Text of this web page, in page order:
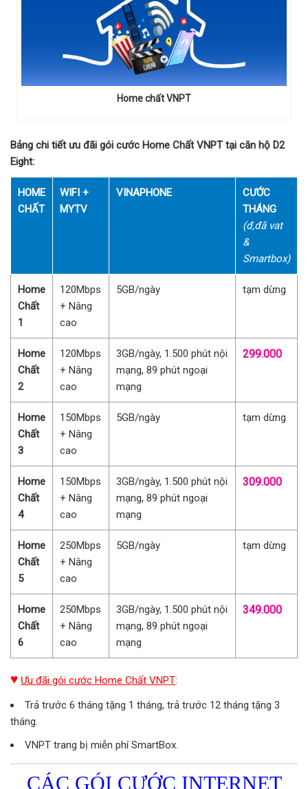
Home chất VNPT
Bảng chi tiết ưu đãi gói cước Home Chất VNPT tại căn hộ D2
Eight:
HOME
CHẤT
WIFI +
MYTV
VINAPHONE
CƯỚC
THÁNG
(đ,đã vat
&
Smartbox)
Home
Chất
1
120Mbps
+ Nâng
cao
5GB/ngày tạm dừng
Home
Chất
2
120Mbps
+ Nâng
cao
3GB/ngày, 1.500 phút nội
mạng, 89 phút ngoại
mạng
299.000
Home
Chất
3
150Mbps
+ Nâng
cao
5GB/ngày tạm dừng
Home
Chất
4
150Mbps
+ Nâng
cao
3GB/ngày, 1.500 phút nội
mạng, 89 phút ngoại
mạng
309.000
Home
Chất
5
250Mbps
+ Nâng
cao
5GB/ngày tạm dừng
Home
Chất
6
250Mbps
+ Nâng
cao
3GB/ngày, 1.500 phút nội
mạng, 89 phút ngoại
mạng
349.000
♥ Ưu đãi gói cước Home Chất VNPT:
Trả trước 6 tháng tặng 1 tháng, trả trước 12 tháng tặng 3
tháng.
VNPT trang bị miễn phí SmartBox.
CÁC GÓI CƯỚC INTERNET